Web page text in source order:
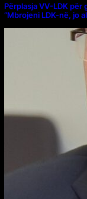
Përplasja VV-LDK
“Mbrojeni LDK-në, jo